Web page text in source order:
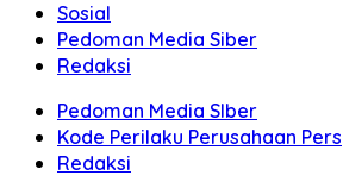
Sosial
Pedoman Media Siber
Redaksi
Pedoman Media SIber
Kode Perilaku Perusahaan Pers
Redaksi